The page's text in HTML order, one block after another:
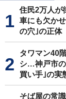
住民2万人が
車にも欠か
の穴｣の正体
タワマン40
シ…神戸市の
買い手｣の実
そば屋の常